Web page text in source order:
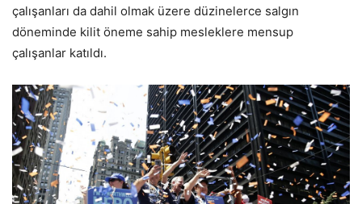
çalışanları da dahil olmak üzere düzinelerce salgın
döneminde kilit öneme sahip mesleklere mensup
çalışanlar katıldı.